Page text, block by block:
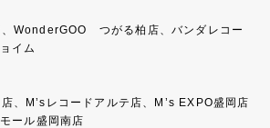
WonderGOO つがる柏店、バンダレコー
イム
、M’sレコードアルテ店、M’s EXPO盛岡店
ール盛岡南店